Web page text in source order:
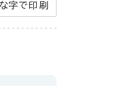
字で印刷